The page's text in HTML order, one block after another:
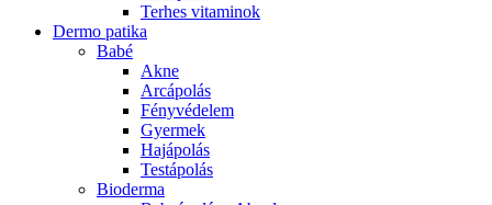
Terhes vitaminok
Dermo patika
Babé
Akne
Arcápolás
Fényvédelem
Gyermek
Hajápolás
Testápolás
Bioderma